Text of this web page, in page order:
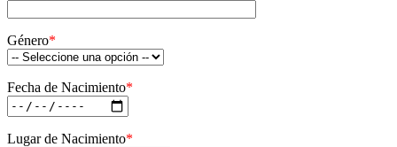
Género*
Fecha de Nacimiento*
Lugar de Nacimiento*